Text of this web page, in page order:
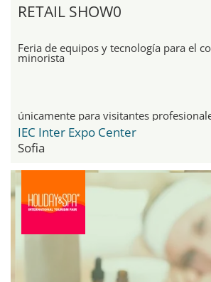
RETAIL SHOW0
Feria de equipos y tecnología para el
minorista
únicamente para visitantes
IEC Inter Expo Center
Sofia